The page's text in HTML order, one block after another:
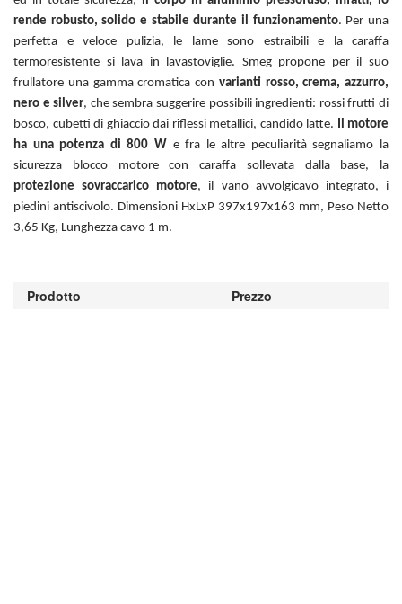
rende robusto, solido e stabile durante il funzionamento. Per una
perfetta e veloce pulizia, le lame sono estraibili e la caraffa
termoresistente si lava in lavastoviglie. Smeg propone per il suo
frullatore una gamma cromatica con varianti rosso, crema, azzurro,
nero e silver, che sembra suggerire possibili ingredienti: rossi frutti di
bosco, cubetti di ghiaccio dai riflessi metallici, candido latte. Il motore
ha una potenza di 800 W e fra le altre peculiarità segnaliamo la
sicurezza blocco motore con caraffa sollevata dalla base, la
protezione sovraccarico motore, il vano avvolgicavo integrato, i
piedini antiscivolo. Dimensioni HxLxP 397x197x163 mm, Peso Netto
3,65 Kg, Lunghezza cavo 1 m.
Prodotto Prezzo